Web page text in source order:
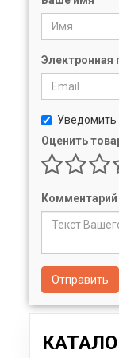
Электронная
Уведомить
Оценить
Комментарий
Отправить